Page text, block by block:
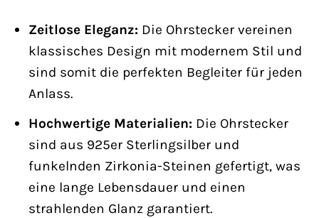
Zeitlose Eleganz:Die Ohrstecker vereinen
klassisches Design mit modernem Stil und
sind somit die perfekten Begleiter für jeden
Anlass.
Hochwertige Materialien:Die Ohrstecker
sind aus 925er Sterlingsilber und
funkelnden Zirkonia-Steinen gefertigt, was
eine lange Lebensdauer und einen
strahlenden Glanz garantiert.